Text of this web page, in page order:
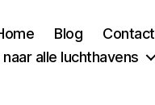
Blog
Contact
alle luchthavens